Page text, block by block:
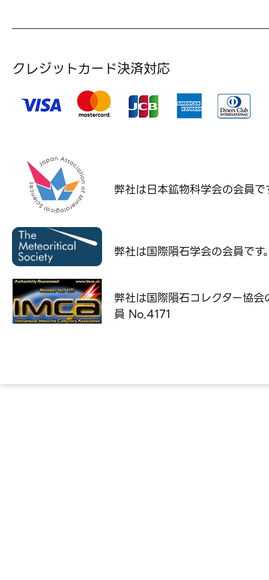
クレジットカード決済対応
弊社は日本鉱物科学会の会員で
弊社は国際隕石学会の会員です
弊社は国際隕石コレクター協会
員 No.4171